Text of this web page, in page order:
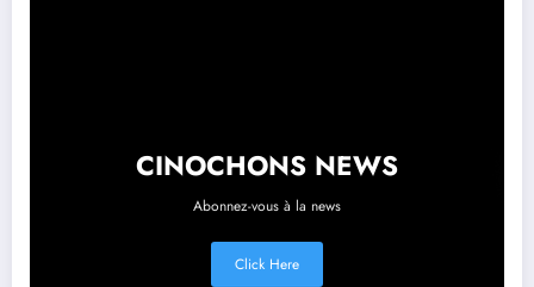
CINOCHONS NEWS
Abonnez-vous à la news
Click Here